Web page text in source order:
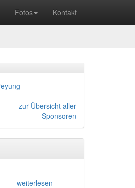
Fotos Kontakt
zur Übersicht aller
Sponsoren
weiterlesen